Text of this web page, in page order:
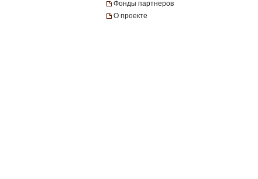
Фонды партнеров
О проекте